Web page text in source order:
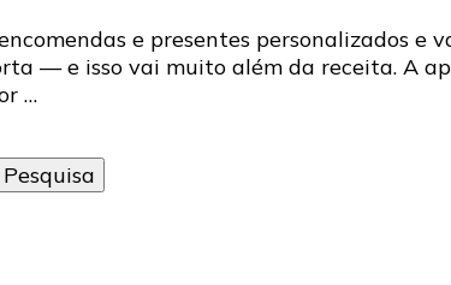
e presentes personalizados e
— e isso vai muito além da receita. A
…